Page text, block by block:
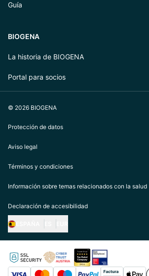
Guía
BIOGENA
La historia de BIOGENA
Portal para socios
© 2026 BIOGENA
Protección de datos
Aviso legal
Términos y condiciones
Información sobre temas relacionados con la salud
Declaración de accesibilidad
https://biogena.com/de-at
https://biogena.com/de-de
https://biogena.com/de-ch
https://biogena.com/it-it